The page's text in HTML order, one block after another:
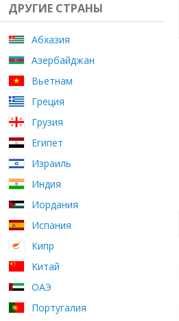
ДРУГИЕ СТРАНЫ
Абхазия
Азербайджан
Вьетнам
Греция
Грузия
Египет
Израиль
Индия
Иордания
Испания
Кипр
Китай
ОАЭ
Португалия